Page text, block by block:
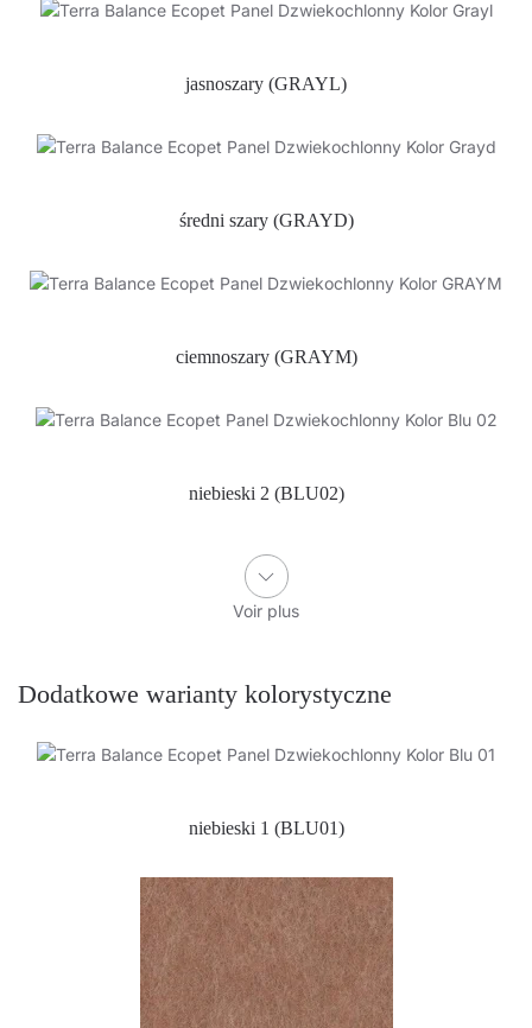
jasnoszary (GRAYL)
średni szary (GRAYD)
ciemnoszary (GRAYM)
niebieski 2 (BLU02)
Voir plus
Dodatkowe warianty kolorystyczne
niebieski 1 (BLU01)